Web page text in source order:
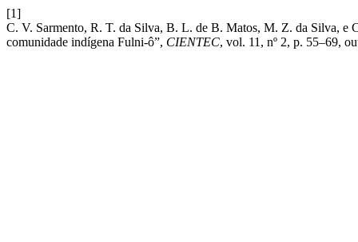
[1]
C. V. Sarmento, R. T. da Silva, B. L. de B. Matos, M. Z. da Silva, e
comunidade indígena Fulni-ô”, CIENTEC, vol. 11, nº 2, p. 55–69,